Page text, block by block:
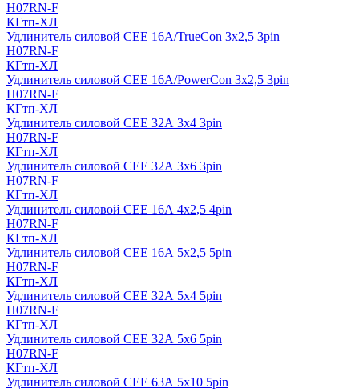
H07RN-F
КГтп-ХЛ
Удлинитель силовой CEE 16A/TrueCon 3х2,5 3pin
H07RN-F
КГтп-ХЛ
Удлинитель силовой CEE 16A/PowerCon 3х2,5 3pin
H07RN-F
КГтп-ХЛ
Удлинитель силовой CEE 32А 3х4 3pin
H07RN-F
КГтп-ХЛ
Удлинитель силовой CEE 32А 3х6 3pin
H07RN-F
КГтп-ХЛ
Удлинитель силовой CEE 16А 4х2,5 4pin
H07RN-F
КГтп-ХЛ
Удлинитель силовой CEE 16А 5x2,5 5pin
H07RN-F
КГтп-ХЛ
Удлинитель силовой CEE 32А 5x4 5pin
H07RN-F
КГтп-ХЛ
Удлинитель силовой CEE 32А 5x6 5pin
H07RN-F
КГтп-ХЛ
Удлинитель силовой CEE 63А 5x10 5pin